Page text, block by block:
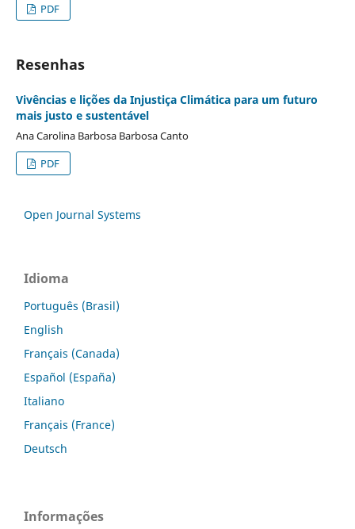
PDF
Resenhas
Vivências e lições da Injustiça Climática para um futuro
mais justo e sustentável
Ana Carolina Barbosa Barbosa Canto
PDF
Open Journal Systems
Idioma
Português (Brasil)
English
Français (Canada)
Español (España)
Italiano
Français (France)
Deutsch
Informações